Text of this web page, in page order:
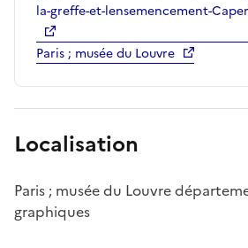
la-greffe-et-lensemencement-
Paris ; musée du Louvre
Localisation
Paris ; musée du Louvre
graphiques